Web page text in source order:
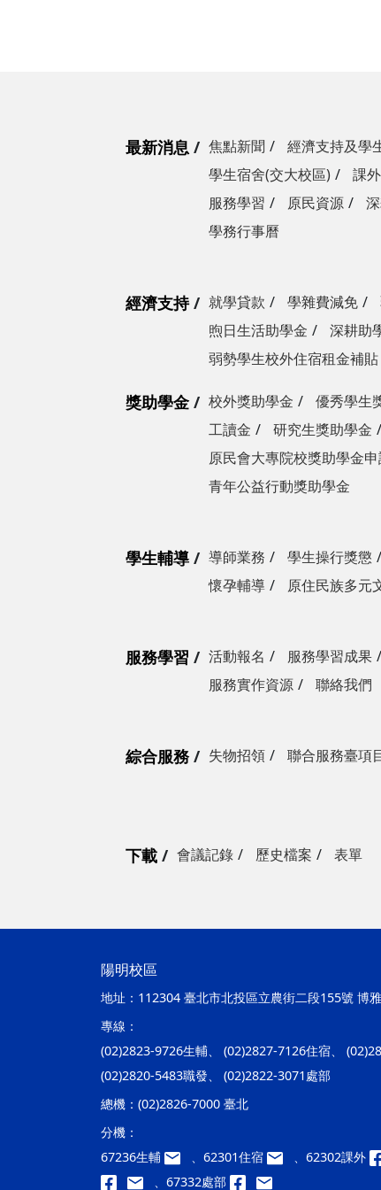
最新消息 焦點新聞 經濟支持及學
學生宿舍(交大校區)
課
服務學習
原民資源
學務行事曆
經濟支持 就學貸款 學雜費減免
煦日生活助學金
深耕助
弱勢學生校外住宿租金補貼
獎助學金 校外獎助學金 優秀學生
工讀金
研究生獎助學金
原民會大專院校獎助學金
青年公益行動獎助學金
學生輔導 導師業務 學生操行獎懲
懷孕輔導
原住民族多元
服務學習 活動報名 服務學習成果
服務實作資源
聯絡我們
綜合服務 失物招領 聯合服務臺項
下載 會議記錄 歷史檔案 表單
陽明校區
地址： 112304 臺北市北投區立農街二段155號 博
專線：
(02)2823-9726生輔、 (02)2827-7126住宿、
(02)2820-5483職發、 (02)2822-3071處部
總機： (02)2826-7000 臺北
分機：
67236生輔
、62301住宿 、62302課外
、67332處部